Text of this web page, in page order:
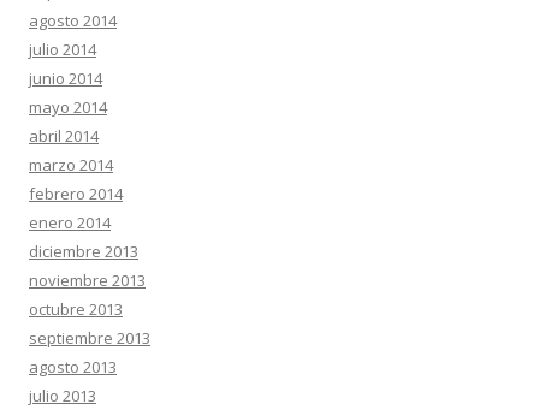
agosto 2014
julio 2014
junio 2014
mayo 2014
abril 2014
marzo 2014
febrero 2014
enero 2014
diciembre 2013
noviembre 2013
octubre 2013
septiembre 2013
agosto 2013
julio 2013